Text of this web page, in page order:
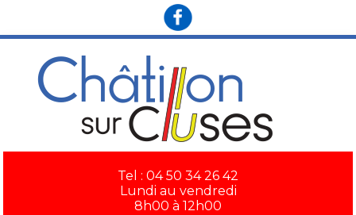
Tel : 04 50 34 26 42
Lundi au vendredi
8h00 à 12h00